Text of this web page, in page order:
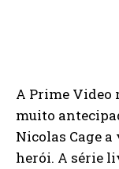
A Prime Video
muito
Nicolas Cage
herói. A série